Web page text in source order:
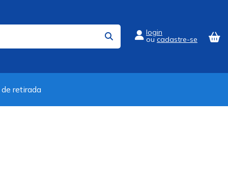
login
ou cadastre-se
retirada